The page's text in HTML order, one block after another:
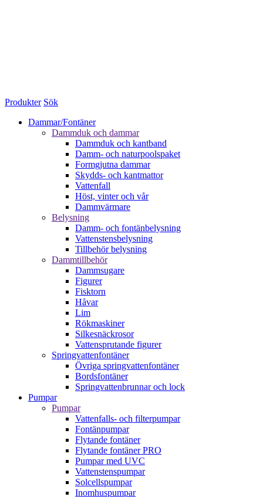
Produkter Sök
Dammar/Fontäner
Dammduk och dammar
Dammduk och kantband
Damm- och naturpoolspaket
Formgjutna dammar
Skydds- och kantmattor
Vattenfall
Höst, vinter och vår
Dammvärmare
Belysning
Damm- och fontänbelysning
Vattenstensbelysning
Tillbehör belysning
Dammtillbehör
Dammsugare
Figurer
Fisktorn
Håvar
Lim
Rökmaskiner
Silkesnäckrosor
Vattensprutande figurer
Springvattenfontäner
Övriga springvattenfontäner
Bordsfontäner
Springvattenbrunnar och lock
Pumpar
Pumpar
Vattenfalls- och filterpumpar
Fontänpumpar
Flytande fontäner
Flytande fontäner PRO
Pumpar med UVC
Vattenstenspumpar
Solcellspumpar
Inomhuspumpar